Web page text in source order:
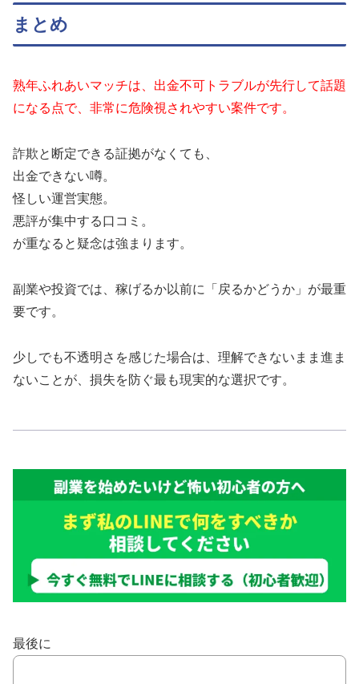
まとめ
熟年ふれあいマッチは、出金不可トラブルが先行して話題
になる点で、非常に危険視されやすい案件です。
詐欺と断定できる証拠がなくても、
出金できない噂。
怪しい運営実態。
悪評が集中する口コミ。
が重なると疑念は強まります。
副業や投資では、稼げるか以前に「戻るかどうか」が最重
要です。
少しでも不透明さを感じた場合は、理解できないまま進ま
ないことが、損失を防ぐ最も現実的な選択です。
最後に